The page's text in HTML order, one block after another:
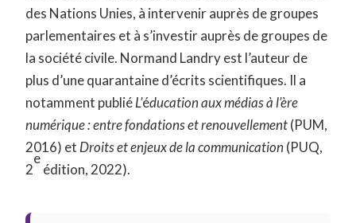
des Nations Unies, à intervenir auprès de groupes
parlementaires et à s’investir auprès de groupes de
la société civile. Normand Landry est l’auteur de
plus d’une quarantaine d’écrits scientifiques. Il a
notamment publiéL’éducation aux médias à l’ère
numérique : entre fondations et renouvellement(PUM,
2016) et Droits et enjeux de la communication(PUQ,
2
e
édition, 2022).